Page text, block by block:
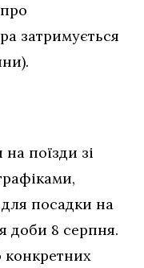
затримується
поїзди зі
посадки на
доби 8 серпня.